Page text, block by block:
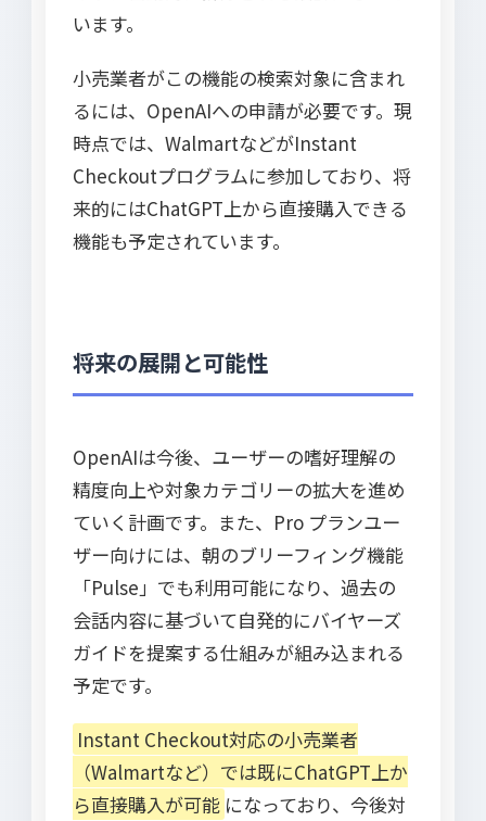
います。
小売業者がこの機能の検索対象に含まれ
るには、OpenAIへの申請が必要です。現
時点では、WalmartなどがInstant
Checkoutプログラムに参加しており、将
来的にはChatGPT上から直接購入できる
機能も予定されています。
将来の展開と可能性
OpenAIは今後、ユーザーの嗜好理解の
精度向上や対象カテゴリーの拡大を進め
ていく計画です。また、Pro プランユー
ザー向けには、朝のブリーフィング機能
「Pulse」でも利用可能になり、過去の
会話内容に基づいて自発的にバイヤーズ
ガイドを提案する仕組みが組み込まれる
予定です。
Instant Checkout対応の小売業者
（Walmartなど）では既にChatGPT上か
ら直接購入が可能 になっており、今後対